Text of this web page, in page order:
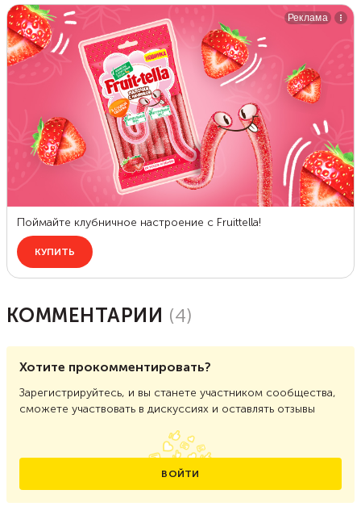
КОММЕНТАРИИ (4)
Хотите прокомментировать?
Зарегистрируйтесь, и вы станете участником сообщества,
сможете участвовать в дискуссиях и оставлять отзывы
ВОЙТИ